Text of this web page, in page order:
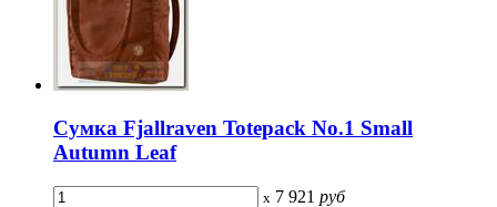
Сумка Fjallraven Totepack No.1 Small
Autumn Leaf
x 7 921 руб